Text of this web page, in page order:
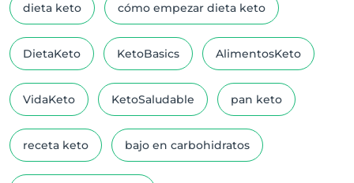
dieta keto cómo empezar dieta keto
DietaKeto KetoBasics AlimentosKeto
VidaKeto KetoSaludable pan keto
receta keto bajo en carbohidratos